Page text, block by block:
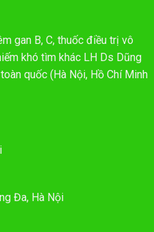
gan B, C, thuốc điều trị vô
khó tìm khác LH Ds Dũng
quốc (Hà Nội, Hồ Chí Minh
Đa, Hà Nội